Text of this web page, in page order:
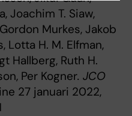
Joachim T. Siaw,
Murkes, Jakob
Lotta H. M. Elfman,
Hallberg, Ruth H.
Per Kogner. JCO
27 januari 2022,